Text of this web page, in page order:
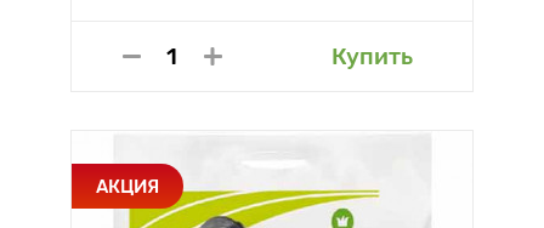
Купить
АКЦИЯ